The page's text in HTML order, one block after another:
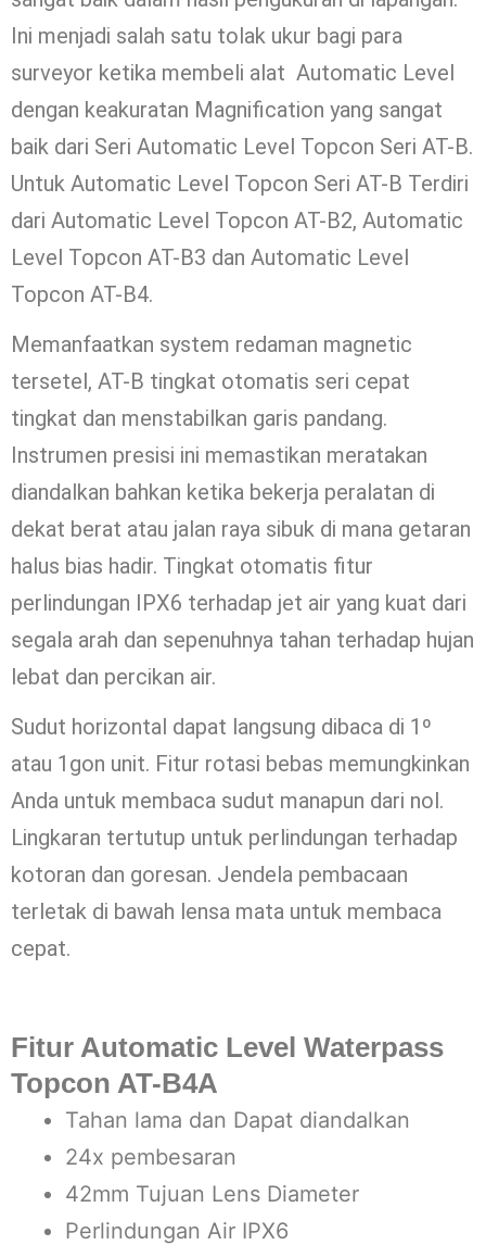
Ini menjadi salah satu tolak ukur bagi para
surveyor ketika membeli alat Automatic Level
dengan keakuratan Magnification yang sangat
baik dari Seri Automatic Level Topcon Seri AT-B.
Untuk Automatic Level Topcon Seri AT-B Terdiri
dari Automatic Level Topcon AT-B2, Automatic
Level Topcon AT-B3 dan Automatic Level
Topcon AT-B4.
Memanfaatkan system redaman magnetic
tersetel, AT-B tingkat otomatis seri cepat
tingkat dan menstabilkan garis pandang.
Instrumen presisi ini memastikan meratakan
diandalkan bahkan ketika bekerja peralatan di
dekat berat atau jalan raya sibuk di mana getaran
halus bias hadir. Tingkat otomatis fitur
perlindungan IPX6 terhadap jet air yang kuat dari
segala arah dan sepenuhnya tahan terhadap hujan
lebat dan percikan air.
Sudut horizontal dapat langsung dibaca di 1º
atau 1gon unit. Fitur rotasi bebas memungkinkan
Anda untuk membaca sudut manapun dari nol.
Lingkaran tertutup untuk perlindungan terhadap
kotoran dan goresan. Jendela pembacaan
terletak di bawah lensa mata untuk membaca
cepat.
Fitur Automatic Level Waterpass
Topcon AT-B4A
Tahan lama dan Dapat diandalkan
24x pembesaran
42mm Tujuan Lens Diameter
Perlindungan Air IPX6